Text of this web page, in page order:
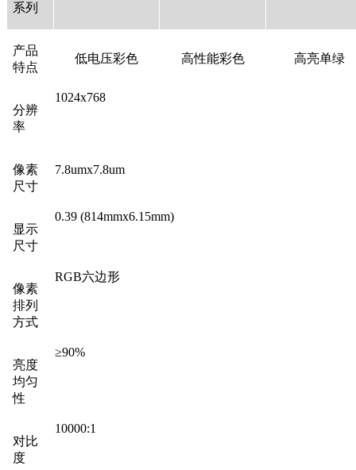
系列
产品
特点
低电压彩色 高性能彩色 高亮单绿
分辨
率
1024x768
像素
尺寸
7.8umx7.8um
显示
尺寸
0.39 (814mmx6.15mm)
像素
排列
方式
RGB六边形
亮度
均匀
性
≥90%
对比
度
10000:1